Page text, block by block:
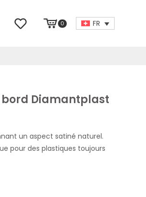
0 FR
Diamantplast
un aspect satiné naturel.
pour des plastiques toujours